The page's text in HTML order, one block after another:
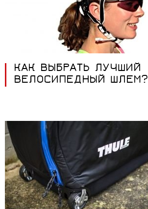
КАК ВЫБРАТЬ ЛУЧШИЙ
ВЕЛОСИПЕДНЫЙ ШЛЕМ?